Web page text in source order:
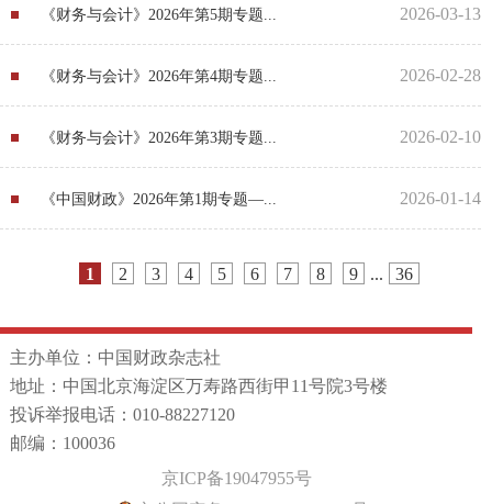
《财务与会计》2026年第5期专题... 2026-03-13
《财务与会计》2026年第4期专题... 2026-02-28
《财务与会计》2026年第3期专题... 2026-02-10
《中国财政》2026年第1期专题—... 2026-01-14
1 2 3 4 5 6 7 8 9 ... 36
主办单位：中国财政杂志社
地址：中国北京海淀区万寿路西街甲11号院3号楼
投诉举报电话：010-88227120
邮编：100036
京ICP备19047955号